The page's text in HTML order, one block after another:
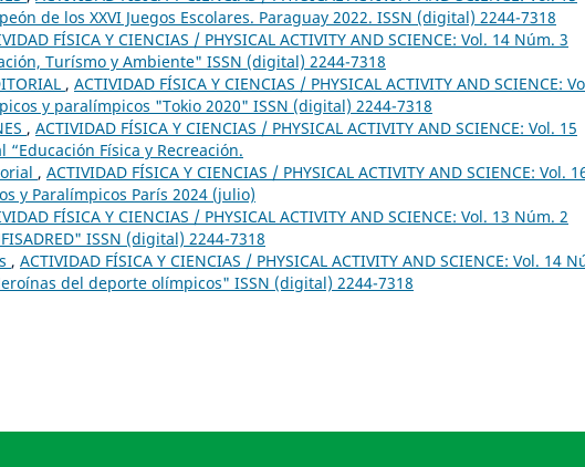
de los XXVI Juegos Escolares. Paraguay 2022. ISSN (digital) 2244-7318
FÍSICA Y CIENCIAS / PHYSICAL ACTIVITY AND SCIENCE: Vol. 14 Núm. 3
Turísmo y Ambiente" ISSN (digital) 2244-7318
, ACTIVIDAD FÍSICA Y CIENCIAS / PHYSICAL ACTIVITY AND SCIENCE:
y paralímpicos "Tokio 2020" ISSN (digital) 2244-7318
, ACTIVIDAD FÍSICA Y CIENCIAS / PHYSICAL ACTIVITY AND SCIENCE: Vol. 15
Física y Recreación.
, ACTIVIDAD FÍSICA Y CIENCIAS / PHYSICAL ACTIVITY AND SCIENCE: Vol.
y Paralímpicos París 2024 (julio)
FÍSICA Y CIENCIAS / PHYSICAL ACTIVITY AND SCIENCE: Vol. 13 Núm. 2
ISSN (digital) 2244-7318
, ACTIVIDAD FÍSICA Y CIENCIAS / PHYSICAL ACTIVITY AND SCIENCE: Vol. 14
del deporte olímpicos" ISSN (digital) 2244-7318